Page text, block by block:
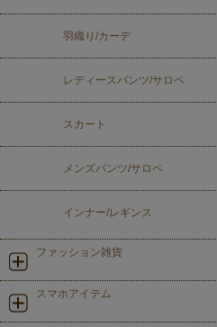
羽織り/カーデ
レディースパンツ/サロペ
スカート
メンズパンツ/サロペ
インナー/レギンス
ファッション雑貨
スマホアイテム